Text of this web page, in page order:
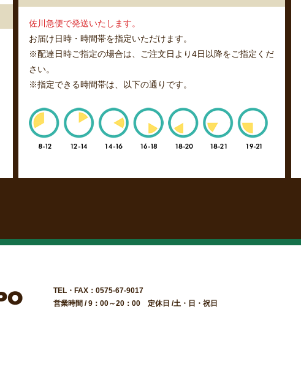
佐川急便で発送いたします。
お届け日時・時間帯を指定いただけます。
※配達日時ご指定の場合は、ご注文日より4日以降をご指定くだ
さい。
※指定できる時間帯は、以下の通りです。
TEL・FAX：0575-67-9017
営業時間 / 9：00～20：00 定休日 /土・日・祝日